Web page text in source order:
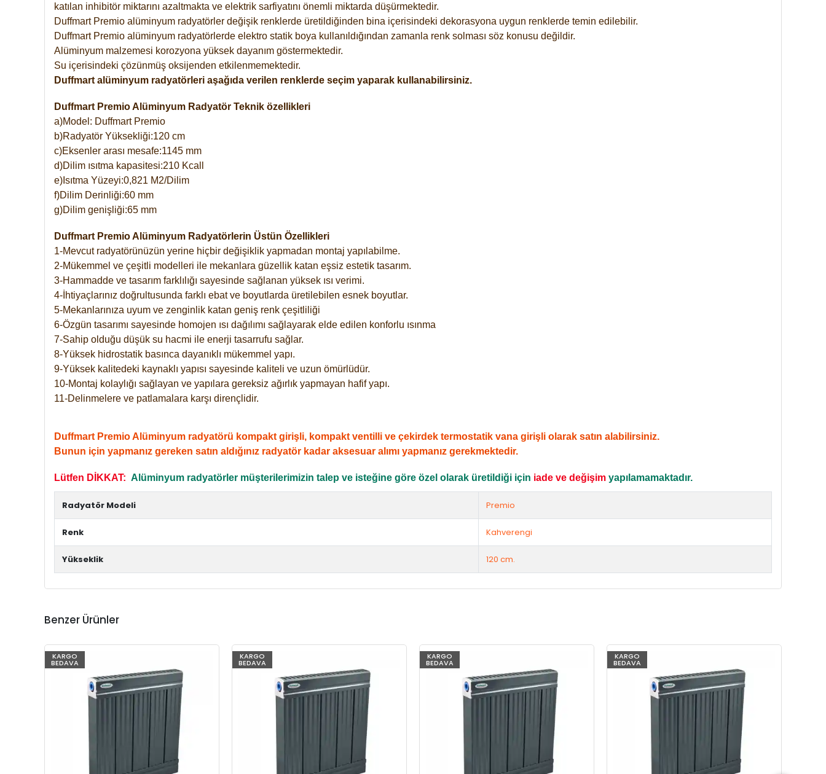
katılan inhibitör miktarını azaltmakta ve elektrik sarfiyatını önemli miktarda düşürmektedir.
Duffmart Premio alüminyum radyatörler değişik renklerde üretildiğinden bina içerisindeki dekorasyona uygun renklerde temin edilebilir.
Duffmart Premio alüminyum radyatörlerde elektro statik boya kullanıldığından zamanla renk solması söz konusu değildir.
Alüminyum malzemesi korozyona yüksek dayanım göstermektedir.
Su içerisindeki çözünmüş oksijenden etkilenmemektedir.
Duffmart alüminyum radyatörleri aşağıda verilen renklerde seçim yaparak kullanabilirsiniz.
Duffmart Premio Alüminyum Radyatör Teknik özellikleri
a)Model: Duffmart Premio
b)Radyatör Yüksekliği:120 cm
c)Eksenler arası mesafe:1145 mm
d)Dilim ısıtma kapasitesi:210 Kcall
e)Isıtma Yüzeyi:0,821 M2/Dilim
f)Dilim Derinliği:60 mm
g)Dilim genişliği:65 mm
Duffmart Premio Alüminyum Radyatörlerin Üstün Özellikleri
1-Mevcut radyatörünüzün yerine hiçbir değişiklik yapmadan montaj yapılabilme.
2-Mükemmel ve çeşitli modelleri ile mekanlara güzellik katan eşsiz estetik tasarım.
3-Hammadde ve tasarım farklılığı sayesinde sağlanan yüksek ısı verimi.
4-İhtiyaçlarınız doğrultusunda farklı ebat ve boyutlarda üretilebilen esnek boyutlar.
5-Mekanlarınıza uyum ve zenginlik katan geniş renk çeşitliliği
6-Özgün tasarımı sayesinde homojen ısı dağılımı sağlayarak elde edilen konforlu ısınma
7-Sahip olduğu düşük su hacmi ile enerji tasarrufu sağlar.
8-Yüksek hidrostatik basınca dayanıklı mükemmel yapı.
9-Yüksek kalitedeki kaynaklı yapısı sayesinde kaliteli ve uzun ömürlüdür.
10-Montaj kolaylığı sağlayan ve yapılara gereksiz ağırlık yapmayan hafif yapı.
11-Delinmelere ve patlamalara karşı dirençlidir.
Duffmart Premio Alüminyum radyatörü kompakt girişli, kompakt ventilli ve çekirdek termostatik vana girişli olarak satın alabilirsiniz.
Bunun için yapmanız gereken satın aldığınız radyatör kadar aksesuar alımı yapmanız gerekmektedir.
Lütfen DİKKAT: Alüminyum radyatörler müşterilerimizin talep ve isteğine göre özel olarak üretildiği için iade ve değişim yapılamamaktadır.
Radyatör Modeli Premio
Renk Kahverengi
Yükseklik 120 cm.
Benzer Ürünler
KARGO
BEDAVA
KARGO
BEDAVA
KARGO
BEDAVA
KARGO
BEDAVA